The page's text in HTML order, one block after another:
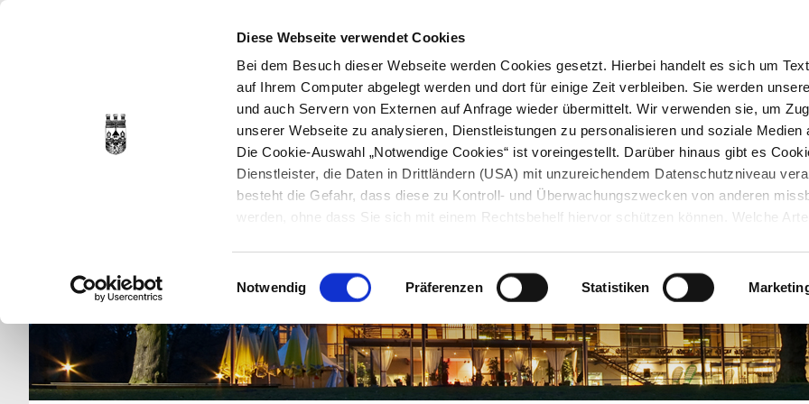
Diese Webseite verwendet Cookies
Bei dem Besuch dieser Webseite werden Cookies gesetzt. Hierbei handelt es sich um
auf Ihrem Computer abgelegt werden und dort für einige Zeit verbleiben. Sie werden
und auch Servern von Externen auf Anfrage wieder übermittelt. Wir verwenden sie, um
unserer Webseite zu analysieren, Dienstleistungen zu personalisieren und soziale Medien
Die Cookie-Auswahl „Notwendige Cookies“ ist voreingestellt. Darüber hinaus gibt es
Dienstleister, die Daten in Drittländern (USA) mit unzureichendem Datenschutzniveau
besteht die Gefahr, dass diese zu Kontroll- und Überwachungszwecken von anderen
werden, ohne dass Sie sich mit einem Rechtsbehelf hiervor schützen können. Welche
Datenschutzerklärung
entnehmen. Die von Ihnen getroffene Auswahl der gewünschten
jederzeit mit Wirkung für die Zukunft angepasst oder
werden.
Einwilligungsauswahl
Notwendig Präferenzen Statistiken
STARTSEITE